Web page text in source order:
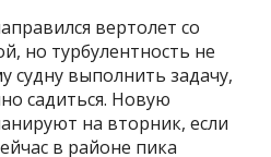
вертолет со
но турбулентность не
судну выполнить задачу,
садиться. Новую
на вторник, если
в районе пика